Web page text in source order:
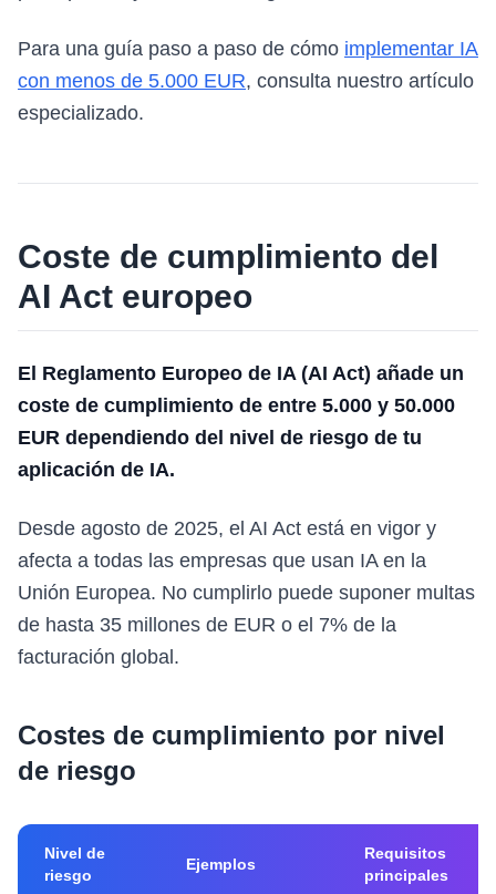
Para una guía paso a paso de cómo implementar IA
con menos de 5.000 EUR, consulta nuestro artículo
especializado.
Coste de cumplimiento del
AI Act europeo
El Reglamento Europeo de IA (AI Act) añade un
coste de cumplimiento de entre 5.000 y 50.000
EUR dependiendo del nivel de riesgo de tu
aplicación de IA.
Desde agosto de 2025, el AI Act está en vigor y
afecta a todas las empresas que usan IA en la
Unión Europea. No cumplirlo puede suponer multas
de hasta 35 millones de EUR o el 7% de la
facturación global.
Costes de cumplimiento por nivel
de riesgo
Nivel de
riesgo
Ejemplos
Requisitos
principales